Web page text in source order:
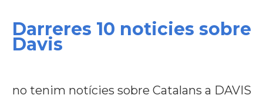
CAMON Catalans a CONNECTICUT
CAMON Catalans a DAVIS
Darreres 10 noticies sobre
Davis
no tenim notícies sobre Catalans a DAVIS